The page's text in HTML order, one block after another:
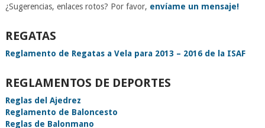
¿Sugerencias, enlaces rotos? Por favor, envíame un mensaje!
REGATAS
Reglamento de Regatas a Vela para 2013 – 2016 de la ISAF
REGLAMENTOS DE DEPORTES
Reglas del Ajedrez
Reglamento de Baloncesto
Reglas de Balonmano